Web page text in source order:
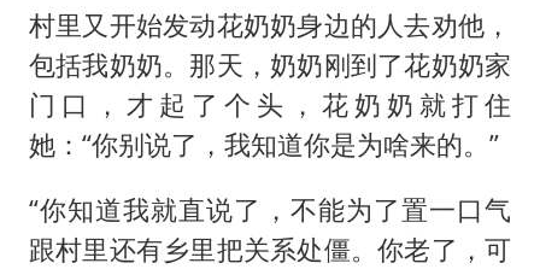
村里又开始发动花奶奶身边的人去劝他，
包括我奶奶。那天，奶奶刚到了花奶奶家
门口，才起了个头，花奶奶就打住
她：“你别说了，我知道你是为啥来的。”
“你知道我就直说了，不能为了置一口气
跟村里还有乡里把关系处僵。你老了，可